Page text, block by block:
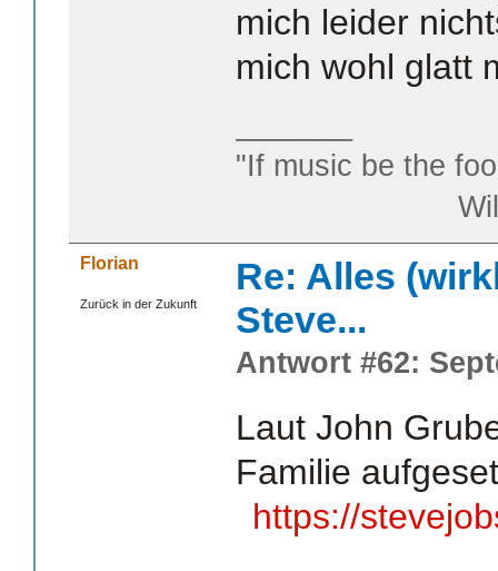
mich leider
mich wohl glatt
"If music be the
William
Florian
Zurück in der Zukunft
Re: Alles
Steve...
Antwort #62:
Laut John
Familie
https://